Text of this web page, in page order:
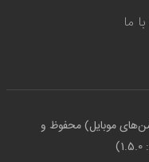
ما
موبایل) محفوظ و